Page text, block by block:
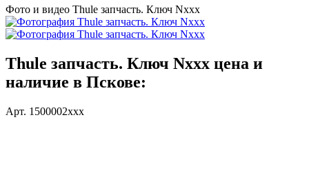
Фото и видео Thule запчасть. Ключ Nxxx
Thule запчасть. Ключ Nxxx цена и
наличие в Пскове:
Арт. 1500002xxx